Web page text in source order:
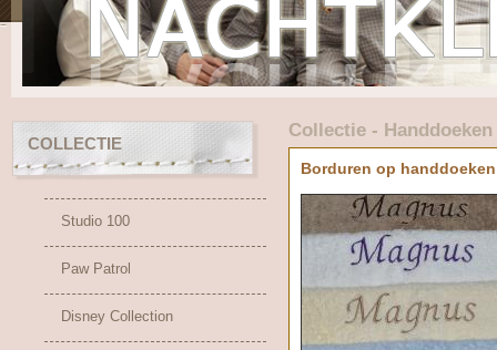
COLLECTIE
Studio 100
Paw Patrol
Disney Collection
Collectie - Handdoeken
Borduren op handdoeken